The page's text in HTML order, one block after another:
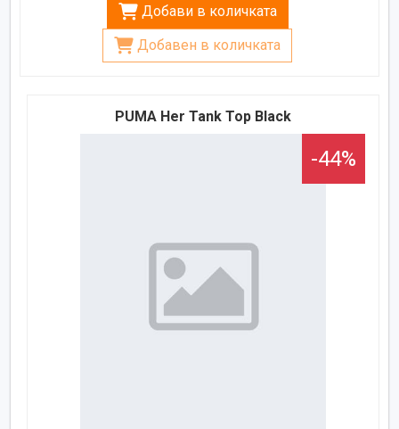
Добави в количката
Добавен в количката
PUMA Her Tank Top Black
-44%